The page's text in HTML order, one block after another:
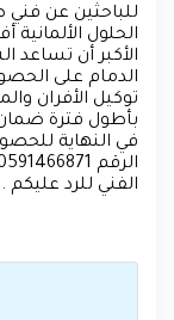
للباحثين عن فني
الحلول
الأكبر أن تساعد
الدمام على
توكيل الأفران
بأطول فترة ضمان
في النهاية
الفني للرد عليكم .